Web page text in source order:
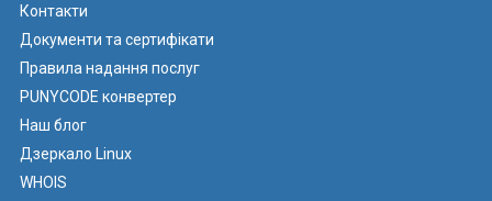
Контакти
Документи та сертифікати
Правила надання послуг
PUNYCODE конвертер
Наш блог
Дзеркало Linux
WHOIS